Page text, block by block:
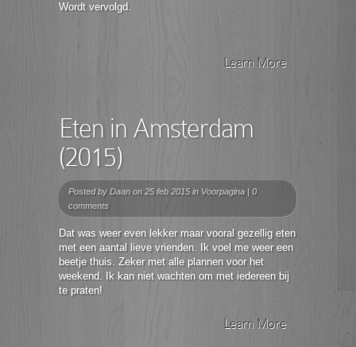
Wordt vervolgd.
Learn More
Eten in Amsterdam
(2015)
Posted by Daan on 25 feb 2015 in Voorpagina | 0
comments
Dat was weer even lekker maar vooral gezellig eten
met een aantal lieve vrienden. Ik voel me weer een
beetje thuis. Zeker met alle plannen voor het
weekend. Ik kan niet wachten om met iedereen bij
te praten!
Learn More